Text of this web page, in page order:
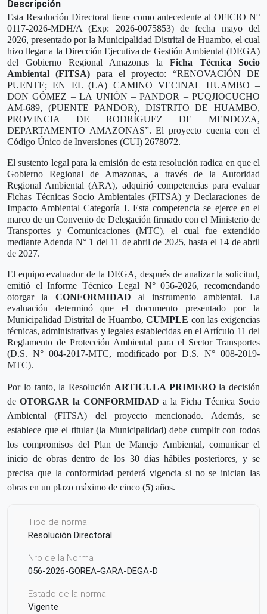
Descripción
Esta Resolución Directoral tiene como antecedente al OFICIO N°
0117-2026-MDH/A (Exp: 2026-0075853) de fecha mayo del
2026, presentado por la Municipalidad Distrital de Huambo, el cual
hizo llegar a la Dirección Ejecutiva de Gestión Ambiental (DEGA)
del Gobierno Regional Amazonas la Ficha Técnica Socio
Ambiental (FITSA) para el proyecto: “RENOVACIÓN DE
PUENTE; EN EL (LA) CAMINO VECINAL HUAMBO –
DON GÓMEZ – LA UNIÓN – PANDOR – PUQJIOCUCHO
AM-689, (PUENTE PANDOR), DISTRITO DE HUAMBO,
PROVINCIA DE RODRÍGUEZ DE MENDOZA,
DEPARTAMENTO AMAZONAS”. El proyecto cuenta con el
Código Único de Inversiones (CUI) 2678072.
El sustento legal para la emisión de esta resolución radica en que el
Gobierno Regional de Amazonas, a través de la Autoridad
Regional Ambiental (ARA), adquirió competencias para evaluar
Fichas Técnicas Socio Ambientales (FITSA) y Declaraciones de
Impacto Ambiental Categoría I. Esta competencia se ejerce en el
marco de un Convenio de Delegación firmado con el Ministerio de
Transportes y Comunicaciones (MTC), el cual fue extendido
mediante Adenda N° 1 del 11 de abril de 2025, hasta el 14 de abril
de 2027.
El equipo evaluador de la DEGA, después de analizar la solicitud,
emitió el Informe Técnico Legal N° 056-2026, recomendando
otorgar la CONFORMIDAD al instrumento ambiental. La
evaluación determinó que el documento presentado por la
Municipalidad Distrital de Huambo,CUMPLE con las exigencias
técnicas, administrativas y legales establecidas en el Artículo 11 del
Reglamento de Protección Ambiental para el Sector Transportes
(D.S. N° 004-2017-MTC, modificado por D.S. N° 008-2019-
MTC).
Por lo tanto, la Resolución ARTICULA PRIMEROla decisión
de OTORGAR la CONFORMIDAD a la Ficha Técnica Socio
Ambiental (FITSA) del proyecto mencionado. Además, se
establece que el titular (la Municipalidad) debe cumplir con todos
los compromisos del Plan de Manejo Ambiental, comunicar el
inicio de obras dentro de los 30 días hábiles posteriores, y se
precisa que la conformidad perderá vigencia si no se inician las
obras en un plazo máximo de cinco (5) años.
Tipo de norma
Resolución Directoral
Nro de la Norma
056-2026-GOREA-GARA-DEGA-D
Estado de la norma
Vigente